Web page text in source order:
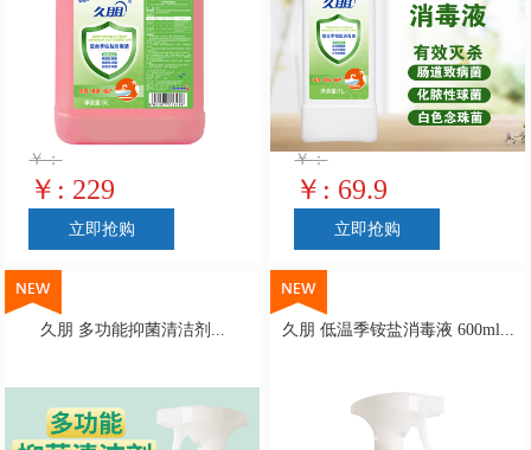
￥：
￥: 229
立即抢购
￥：
￥: 69.9
立即抢购
久朋 多功能抑菌清洁剂... 久朋 低温季铵盐消毒液 600ml...